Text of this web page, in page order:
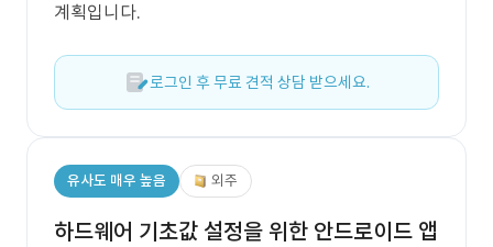
계획입니다.
로그인 후 무료 견적 상담 받으세요.
유사도 매우 높음 외주
하드웨어 기초값 설정을 위한 안드로이드 앱